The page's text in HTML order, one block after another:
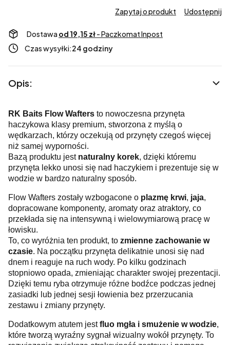
Zapytaj o produkt Udostępnij
Dostawa od 19,15 zł- Paczkomat Inpost
Czas wysyłki:24 godziny
Opis:
RK Baits Flow Wafters to nowoczesna przynęta
haczykowa klasy premium, stworzona z myślą o
wędkarzach, którzy oczekują od przynęty czegoś więcej
niż samej wyporności.
Bazą produktu jest naturalny korek, dzięki któremu
przynęta lekko unosi się nad haczykiem i prezentuje się w
wodzie w bardzo naturalny sposób.
Flow Wafters zostały wzbogacone o plazmę krwi, jaja,
dopracowane komponenty, aromaty oraz atraktory, co
przekłada się na intensywną i wielowymiarową pracę w
łowisku.
To, co wyróżnia ten produkt, to zmienne zachowanie w
czasie. Na początku przynęta delikatnie unosi się nad
dnem i reaguje na ruch wody. Po kilku godzinach
stopniowo opada, zmieniając charakter swojej prezentacji.
Dzięki temu ryba otrzymuje różne bodźce podczas jednej
zasiadki lub jednej sesji łowienia bez przerzucania
zestawu i zmiany przynęty.
Dodatkowym atutem jestfluo mgła i smużenie w wodzie,
które tworzą wyraźny sygnał wizualny wokół przynęty. To